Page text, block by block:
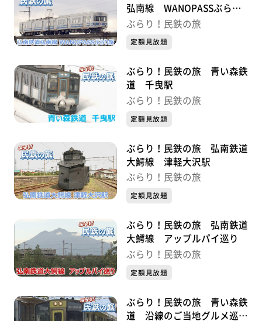
弘南線 WANOPASSぶらり
旅
ぶらり！民鉄の旅
定額見放題
ぶらり！民鉄の旅 青い森鉄
道 千曳駅
ぶらり！民鉄の旅
定額見放題
ぶらり！民鉄の旅 弘南鉄道
大鰐線 津軽大沢駅
ぶらり！民鉄の旅
定額見放題
ぶらり！民鉄の旅 弘南鉄道
大鰐線 アップルパイ巡り
ぶらり！民鉄の旅
定額見放題
ぶらり！民鉄の旅 青い森鉄
道 沿線のご当地グルメ巡り